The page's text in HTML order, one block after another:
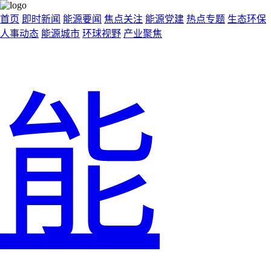
首页 即时新闻 能源要闻 焦点关注 能源党建 热点专题 生态环保
人事动态 能源城市 环球视野 产业聚焦
能